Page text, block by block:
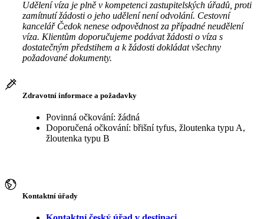
Udělení víza je plně v kompetenci zastupitelských úřadů, proti
zamítnutí žádosti o jeho udělení není odvolání. Cestovní
kancelář Čedok nenese odpovědnost za případné neudělení
víza. Klientům doporučujeme podávat žádosti o víza s
dostatečným předstihem a k žádosti dokládat všechny
požadované dokumenty.
Zdravotní informace a požadavky
Povinná očkování: žádná
Doporučená očkování: břišní tyfus, žloutenka typu A,
žloutenka typu B
Kontaktní úřady